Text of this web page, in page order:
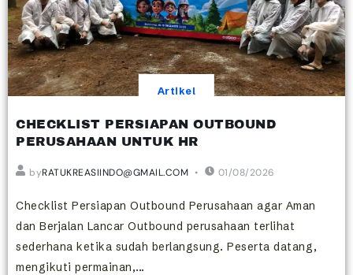
Artikel
CHECKLIST PERSIAPAN OUTBOUND
PERUSAHAAN UNTUK HR
byRATUKREASIINDO@GMAIL.COM 01/08/2026
Checklist Persiapan Outbound Perusahaan agar Aman
dan Berjalan Lancar Outbound perusahaan terlihat
sederhana ketika sudah berlangsung. Peserta datang,
mengikuti permainan,...